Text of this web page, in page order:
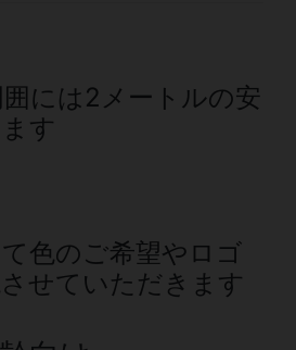
囲には2メートルの安
す
色のご希望やロゴ
せていただきます